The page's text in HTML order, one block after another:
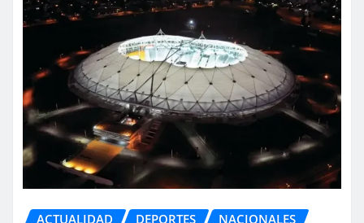
ACTUALIDAD DEPORTES NACIONALES